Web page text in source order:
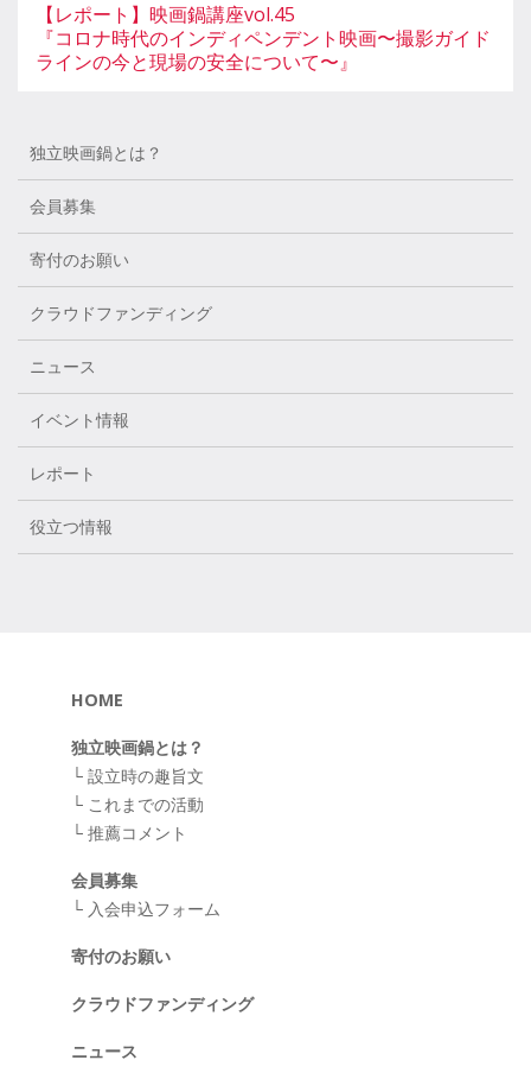
【レポート】映画鍋講座vol.45
『コロナ時代のインディペンデント映画〜撮影ガイド
ラインの今と現場の安全について〜』
独立映画鍋とは？
会員募集
寄付のお願い
クラウドファンディング
ニュース
イベント情報
レポート
役立つ情報
HOME
独立映画鍋とは？
└ 設立時の趣旨文
└ これまでの活動
└ 推薦コメント
会員募集
└ 入会申込フォーム
寄付のお願い
クラウドファンディング
ニュース